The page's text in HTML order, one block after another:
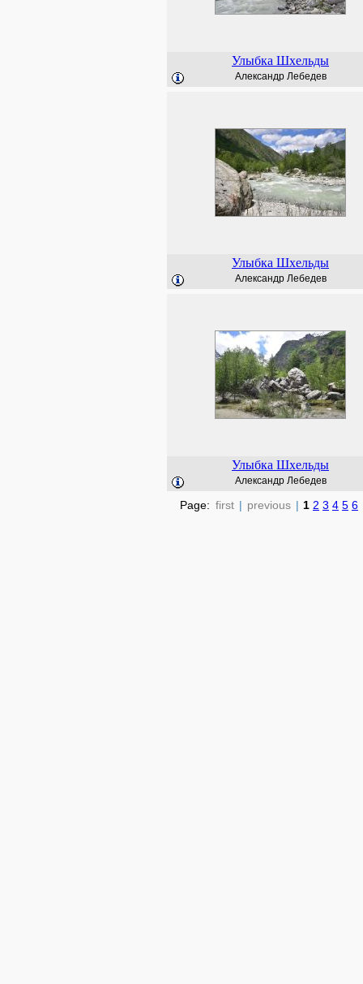
Улыбка Шхельды
Александр Лебедев
Улыбка Шхельды
Александр Лебедев
Улыбка Шхельды
Александр Лебедев
Page: first | previous | 1 2 3 4 5 6